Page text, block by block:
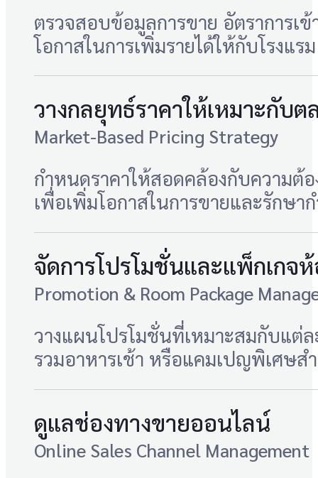
ตรวจสอบข้อมูลการขาย อัตราการเ
โอกาสในการเพิ่มรายได้ให้กับโรงแรม
วางกลยุทธ์ราคาให้เหมาะกับต
Market-Based Pricing Strategy
กำหนดราคาให้สอดคล้องกับความต้
เพื่อเพิ่มโอกาสในการขายและรักษาก
จัดการโปรโมชั่นและแพ็กเกจ
Promotion & Room Package
วางแผนโปรโมชั่นที่เหมาะสมกับแต่ล
รวมอาหารเช้า หรือแคมเปญพิเศษส
ดูแลช่องทางขายออนไลน์
Online Sales Channel Management